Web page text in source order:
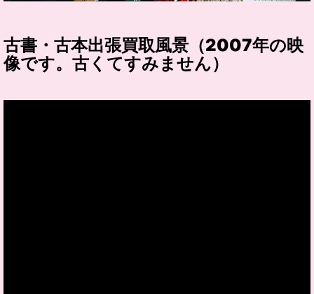
古書・古本出張買取風景（2007年の映
像です。古くてすみません）